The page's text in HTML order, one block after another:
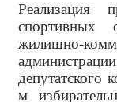
Реализация
спортивных
жилищно-
депутатского
м